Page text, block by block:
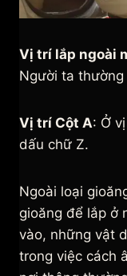
Vị trí lắp ngoài
Người ta
Vị trí Cột A: Ở
dấu chữ Z.
Ngoài loại
gioăng để lắp ở
vào, những vật
trong việc cách